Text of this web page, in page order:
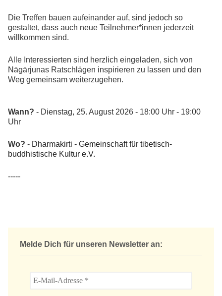
Die Treffen bauen aufeinander auf, sind jedoch so
gestaltet, dass auch neue Teilnehmer*innen jederzeit
willkommen sind.
Alle Interessierten sind herzlich eingeladen, sich von
Nāgārjunas Ratschlägen inspirieren zu lassen und den
Weg gemeinsam weiterzugehen.
Wann? - Dienstag, 25. August 2026 - 18:00 Uhr - 19:00
Uhr
Wo? - Dharmakirti - Gemeinschaft für tibetisch-
buddhistische Kultur e.V.
-----
Melde Dich für unseren Newsletter an: